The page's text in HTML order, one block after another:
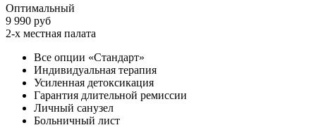
Оптимальный
9 990 руб
2-х местная палата
Все опции «Стандарт»
Индивидуальная терапия
Усиленная детоксикация
Гарантия длительной ремиссии
Личный санузел
Больничный лист